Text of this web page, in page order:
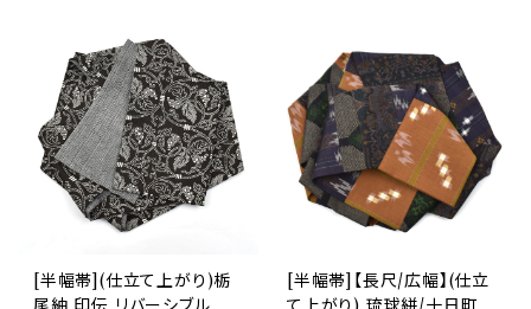
[半幅帯](仕立て上がり)栃
[半幅帯]【長尺/広幅】(仕立